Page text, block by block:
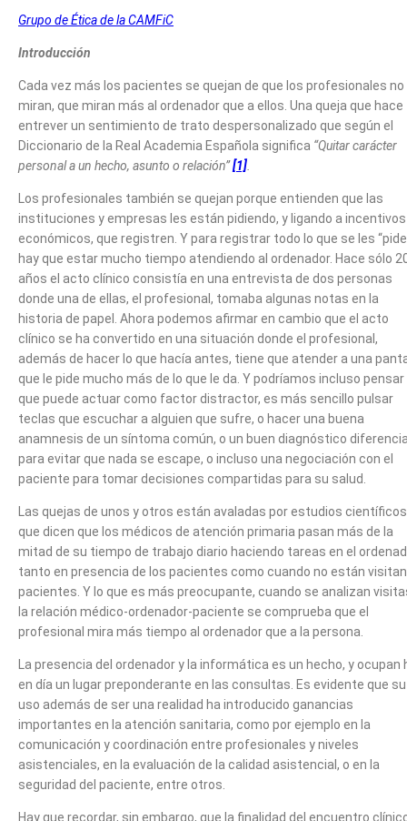
Grupo de Ética de la CAMFiC
Introducción
Cada vez más los pacientes se quejan de que los profesionales no
miran, que miran más al ordenador que a ellos. Una queja que hace
entrever un sentimiento de trato despersonalizado que según el
Diccionario de la Real Academia Española significa “Quitar carácter
personal a un hecho, asunto o relación”[1].
Los profesionales también se quejan porque entienden que las
instituciones y empresas les están pidiendo, y ligando a incentivos
económicos, que registren. Y para registrar todo lo que se les
hay que estar mucho tiempo atendiendo al ordenador. Hace sólo
años el acto clínico consistía en una entrevista de dos personas
donde una de ellas, el profesional, tomaba algunas notas en la
historia de papel. Ahora podemos afirmar en cambio que el acto
clínico se ha convertido en una situación donde el profesional,
además de hacer lo que hacía antes, tiene que atender a una
que le pide mucho más de lo que le da. Y podríamos incluso pensar
que puede actuar como factor distractor, es más sencillo pulsar
teclas que escuchar a alguien que sufre, o hacer una buena
anamnesis de un síntoma común, o un buen diagnóstico
para evitar que nada se escape, o incluso una negociación con el
paciente para tomar decisiones compartidas para su salud.
Las quejas de unos y otros están avaladas por estudios científicos
que dicen que los médicos de atención primaria pasan más de la
mitad de su tiempo de trabajo diario haciendo tareas en el
tanto en presencia de los pacientes como cuando no están
pacientes. Y lo que es más preocupante, cuando se analizan
la relación médico-ordenador-paciente se comprueba que el
profesional mira más tiempo al ordenador que a la persona.
La presencia del ordenador y la informática es un hecho, y ocupan
en día un lugar preponderante en las consultas. Es evidente que su
uso además de ser una realidad ha introducido ganancias
importantes en la atención sanitaria, como por ejemplo en la
comunicación y coordinación entre profesionales y niveles
asistenciales, en la evaluación de la calidad asistencial, o en la
seguridad del paciente, entre otros.
Hay que recordar, sin embargo, que la finalidad del encuentro